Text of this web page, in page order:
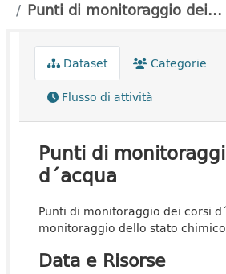
Punti di monitoraggio dei...
Dataset
Categorie
Flusso di attività
Punti di
d´acqua
Punti di monitoraggio dei corsi
monitoraggio dello stato
Data e Risorse